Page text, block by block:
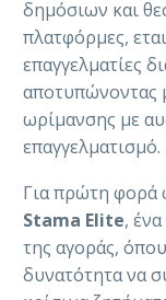
δημόσιων και
πλατφόρμες,
επαγγελματίες
αποτυπώνοντας
ωρίμανσης με
επαγγελματισμό.
Για πρώτη φορά
Stama Elite,
της αγοράς,
δυνατότητα να